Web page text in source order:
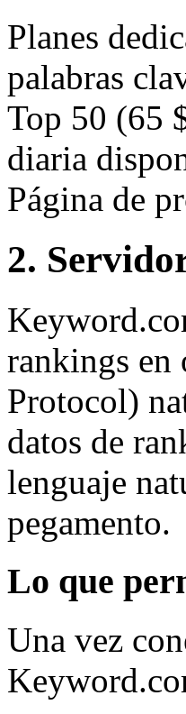
Planes
palabras
Top 50 (65
diaria
Página de
2.
rankings
Protocol)
datos de
lenguaje
pegamento.
Lo que
Una vez